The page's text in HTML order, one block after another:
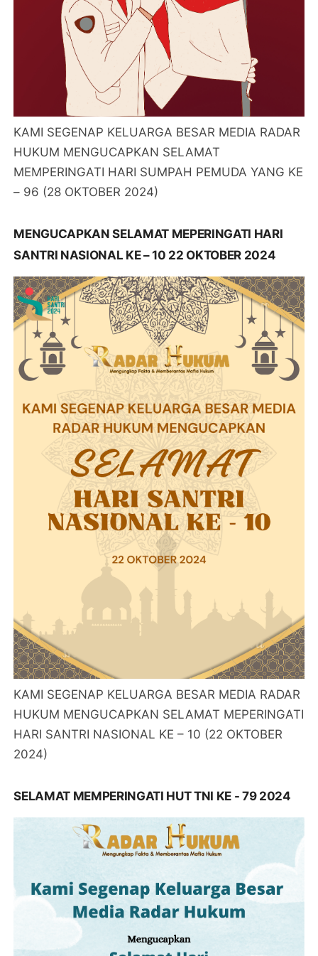
KAMI SEGENAP KELUARGA BESAR MEDIA RADAR
HUKUM MENGUCAPKAN SELAMAT
MEMPERINGATI HARI SUMPAH PEMUDA YANG KE
– 96 (28 OKTOBER 2024)
MENGUCAPKAN SELAMAT MEPERINGATI HARI
SANTRI NASIONAL KE – 10 22 OKTOBER 2024
KAMI SEGENAP KELUARGA BESAR MEDIA RADAR
HUKUM MENGUCAPKAN SELAMAT MEPERINGATI
HARI SANTRI NASIONAL KE – 10 (22 OKTOBER
2024)
SELAMAT MEMPERINGATI HUT TNI KE - 79 2024